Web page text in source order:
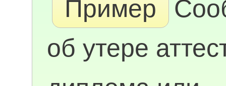
Пример
об утере